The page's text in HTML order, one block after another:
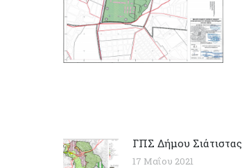
ΓΠΣ Δήμου Σιάτιστας
17 Μαΐου 2021